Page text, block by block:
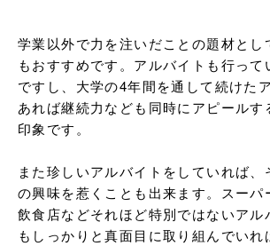
学業以外で力を注いだことの題材とし
もおすすめです。アルバイトも行って
ですし、大学の4年間を通して続けた
あれば継続力なども同時にアピールす
印象です。
また珍しいアルバイトをしていれば、
の興味を惹くことも出来ます。スーパ
飲食店などそれほど特別ではないアル
もしっかりと真面目に取り組んでいれ